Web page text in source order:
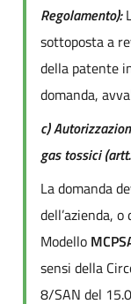
Regolamento):
sottoposta a
della patente
domanda,
c)
gas tossici
La domanda
dell’azienda,
Modello
sensi della
8/SAN del